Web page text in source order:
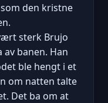
den kristne
sterk Brujo
banen. Han
ble hengt i et
om natten talte
Det ba om at